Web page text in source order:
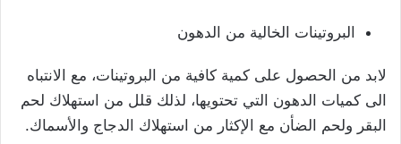
البروتينات الخالية من الدهون
لابد من الحصول على كمية كافية من البروتينات، مع الانتباه
الى كميات الدهون التي تحتويها، لذلك قلل من استهلاك لحم
البقر ولحم الضأن مع الإكثار من استهلاك الدجاج والأسماك.